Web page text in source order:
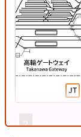
18 Jul. 2026
2